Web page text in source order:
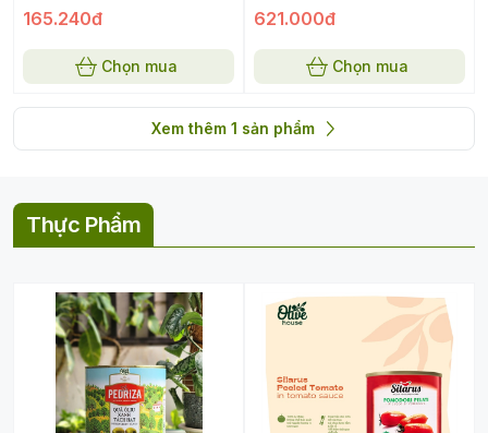
165.240đ
Chọn mua
621.000đ
Chọn mua
Xem thêm 1 sản phẩm
Thực Phẩm